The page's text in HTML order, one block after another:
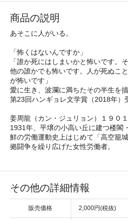
商品の説明
あそこに人がいる。
「怖くはないんですか」
「誰か死にはしまいかと怖いです。
他の誰かでも怖いです。人が死ぬこ
が怖いです」
愛に生き、波瀾に満ちたその半生を描
第23回ハンギョレ文学賞（2018年）
姜周龍（カン・ジュリョン）１９０
1931年、平壌の小高い丘に建つ楼閣
鮮の労働運動史上はじめて「高空籠
拠闘争を繰り広げた女性労働者。
その他の詳細情報
販売価格 2,000円(税抜)